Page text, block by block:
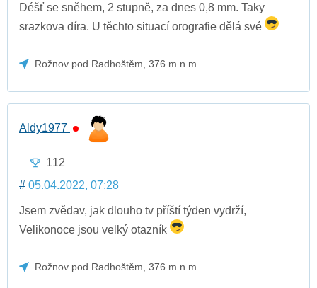
Déšť se sněhem, 2 stupně, za dnes 0,8 mm. Taky
srazkova díra. U těchto situací orografie dělá své
Rožnov pod Radhoštěm, 376 m n.m.
Aldy1977
112
# 05.04.2022, 07:28
Jsem zvědav, jak dlouho tv příští týden vydrží,
Velikonoce jsou velký otazník
Rožnov pod Radhoštěm, 376 m n.m.